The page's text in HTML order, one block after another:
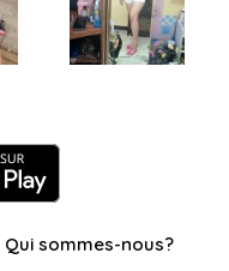
Qui sommes-nous?